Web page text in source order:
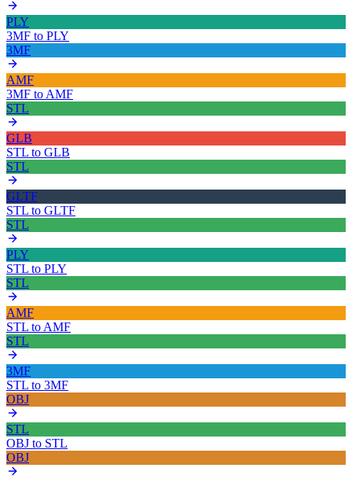
PLY
3MF to PLY
3MF
AMF
3MF to AMF
STL
GLB
STL to GLB
STL
GLTF
STL to GLTF
STL
PLY
STL to PLY
STL
AMF
STL to AMF
STL
3MF
STL to 3MF
OBJ
STL
OBJ to STL
OBJ